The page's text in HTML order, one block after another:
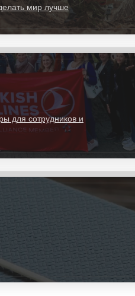
мир лучше
для сотрудников и